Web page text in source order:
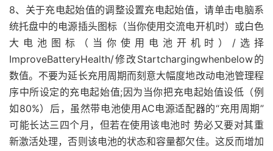
8、关于充电起始值的调整设置充电起始值，请单击电脑系
统托盘中的电源插头图标（当你使用交流电开机时）或白色
大电池图标（当你使用电池开机时）/选择
ImproveBatteryHealth/修改Startchargingwhenbelow的
数值。不要为延长充用周期而刻意大幅度地改动电池管理程
序中所设定的充电起始值;因为当你把充电起始值设低（例
如80%）后，虽然带电池使用AC电源适配器的“充用周期”
可能长达三四个月，但若在使用该电池时 势必又要对其重
新激活处理，否则该电池的状态和容量都欠佳。这反而增加